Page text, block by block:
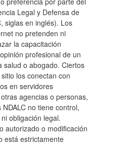
Legal y Defensa de
siglas en inglés). Los
no pretenden ni
la capacitación
profesional de un
salud o abogado. Ciertos
los conectan con
en servidores
agencias o personas,
no tiene control,
obligación legal.
autorizado o modificación
está estrictamente